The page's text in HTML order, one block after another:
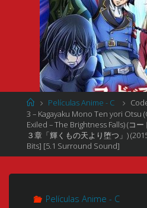
Página
de
Inicio
Películas Anime - C
3 – Kagayaku Mono Ten yori Otsu
Exiled – The Brightness Falls) (コ
３章「輝くもの天より堕つ」)
Bits] [5.1 Surround Sound]
Películas Anime - C